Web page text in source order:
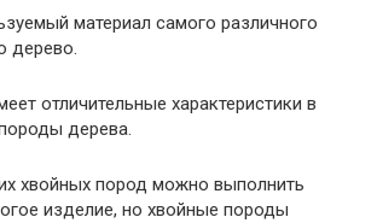
материал самого различного
дерево.
отличительные характеристики в
дерева.
хвойных пород можно выполнить
изделие, но хвойные породы